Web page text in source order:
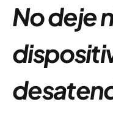
No deje